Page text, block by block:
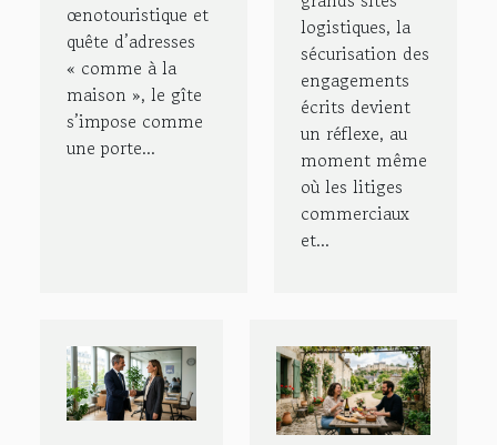
œnotouristique et
quête d’adresses
« comme à la
maison », le gîte
s’impose comme
une porte...
logistiques, la
sécurisation des
engagements
écrits devient
un réflexe, au
moment même
où les litiges
commerciaux
et...